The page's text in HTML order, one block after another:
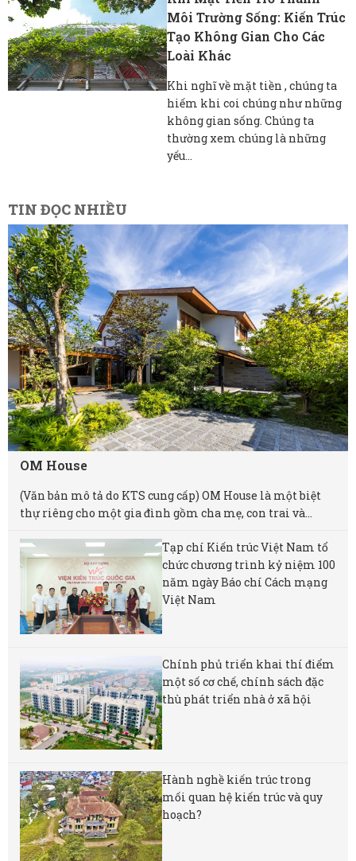
Môi Trường Sống: Kiến Trúc
Tạo Không Gian Cho Các
Loài Khác
Khi nghĩ về mặt tiền , chúng ta
hiếm khi coi chúng như những
không gian sống. Chúng ta
thường xem chúng là những
yếu...
TIN ĐỌC NHIỀU
OM House
(Văn bản mô tả do KTS cung cấp) OM House là một biệt
thự riêng cho một gia đình gồm cha mẹ, con trai và...
Tạp chí Kiến trúc Việt Nam tổ
chức chương trình kỷ niệm 100
năm ngày Báo chí Cách mạng
Việt Nam
Chính phủ triển khai thí điểm
một số cơ chế, chính sách đặc
thù phát triển nhà ở xã hội
Hành nghề kiến trúc trong
mối quan hệ kiến trúc và quy
hoạch?